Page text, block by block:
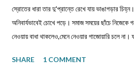
স্রোতের ধারা তার দু'প্রান্তে রেখে যায় ভাঙাগড়ার
অনিবার্যভাবেই চোখে পড়ে। সমাজ সময়ের ছাঁচে নিজেকে
নেওয়ায় বাধা থাকলেও,মেনে নেওয়ার গাজোয়ারি চলে
থাকার সংগ্রাম। মানুষের জীবনযাপনের ক্ষেত্রে আজকে
SHARE 1 COMMENT